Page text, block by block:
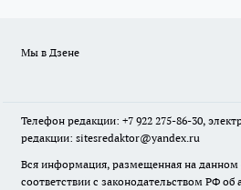
Мы в Дзене
Телефон редакции: +7 922 275-86-30,
редакции: sitesredaktor@yandex.ru
Вся информация, размещенная на данном
соответствии с законодательством РФ об